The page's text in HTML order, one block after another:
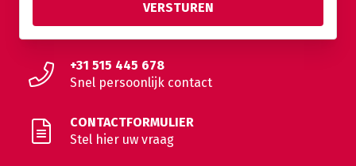
+31 515 445 678
Snel persoonlijk contact
CONTACTFORMULIER
Stel hier uw vraag